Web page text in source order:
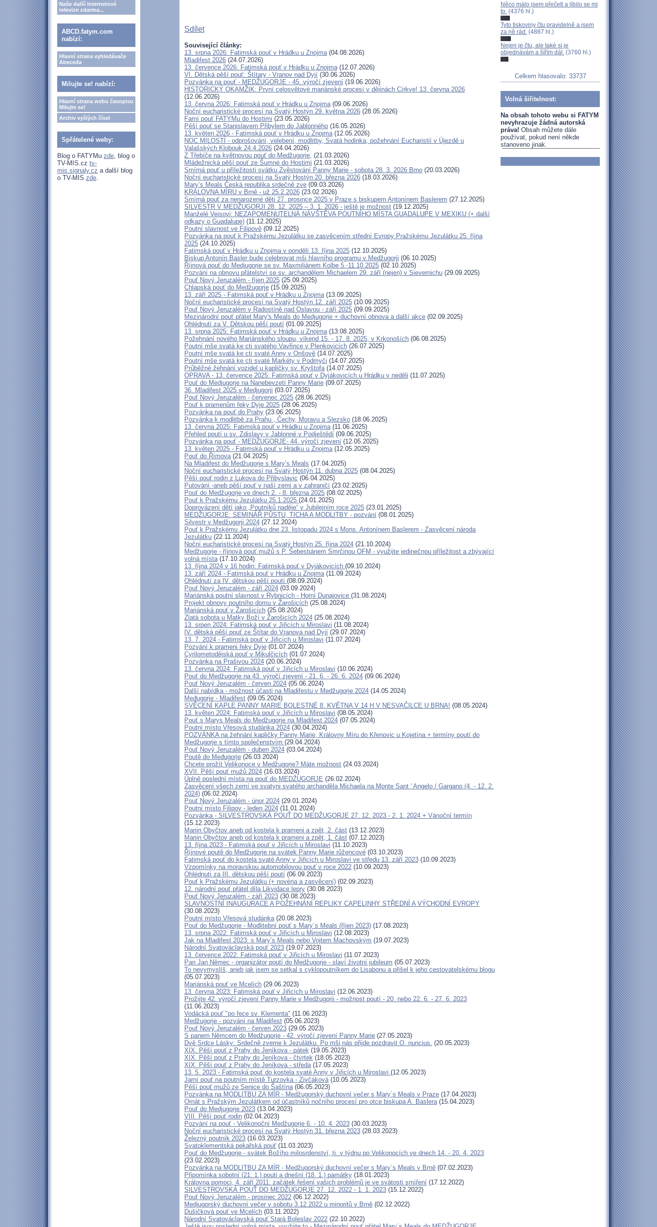
Naše další internetové
televize zdarma...
ABCD.fatym.com
nabízí:
Hlavní strana vyhledávače
Abeceda
Milujte se! nabízí:
Hlavní strana webu časopisu
Milujte se!
Archiv vyšlých čísel
Spřátelené weby:
Blog o FATYMu zde, blog o
TV-MIS.cz tv-
mis.signaly.cz a další blog
o TV-MIS zde.
Sdílet
Související články:
13. srpna 2026: Fatimská pouť v Hrádku u Znojma(04.08.2026)
Mladifest 2026 (24.07.2026)
13. července 2026: Fatimská pouť v Hrádku u Znojma(12.07.2026)
VI. Dětská pěší pouť: Štítary - Vranov nad Dyjí (30.06.2026)
Pozvánka na pouť - MEDŽUGORJE - 45. výročí zjevení (19.06.2026)
HISTORICKÝ OKAMŽIK: První celosvětové mariánské procesí v dějinách Církve! 13. června 2026
(12.06.2026)
13. června 2026: Fatimská pouť v Hrádku u Znojma(09.06.2026)
Noční eucharistické procesí na Svatý Hostýn 29. května 2026 (28.05.2026)
Farní pouť FATYMu do Hostimi (23.05.2026)
Pěší pouť se Stanislavem Přibylem do Jablonného (16.05.2026)
13. květen 2026 - Fatimská pouť v Hrádku u Znojma(12.05.2026)
NOC MILOSTÍ - odprošování, velebení, modlitby, Svatá hodinka, požehnání Eucharistií v Újezdě u
Valašských Klobouk 24.4.2026 (24.04.2026)
Z Třebíče na květnovou pouť do Medžugorje, (21.03.2026)
Mládežnická pěší pouť ze Šumné do Hostimi (21.03.2026)
Smírná pouť u příležitosti svátku Zvěstování Panny Marie - sobota 28. 3. 2026 Brno (20.03.2026)
Noční eucharistické procesí na Svatý Hostýn 20. března 2026 (18.03.2026)
Mary’s Meals Česká republika srdečně zve (09.03.2026)
KRÁLOVNA MÍRU v Brně - už 25.2.2026 (23.02.2026)
Smírná pouť za nenarozené děti 27. prosince 2025 v Praze s biskupem Antonínem Baslerem (27.12.2025)
SILVESTR V MEDŽUGORJI 28. 12. 2025 – 3. 1. 2026 - ještě je možnost (19.12.2025)
Manželé Veisovi: NEZAPOMENUTELNÁ NÁVŠTĚVA POUTNÍHO MÍSTA GUADALUPE V MEXIKU (+ další
odkazy o Guadalupe) (11.12.2025)
Poutní slavnost ve Filipově (09.12.2025)
Pozvánka na pouť k Pražskému Jezulátku se zasvěcením střední Evropy Pražskému Jezulátku 25. října
2025 (24.10.2025)
Fatimská pouť v Hrádku u Znojma v pondělí 13. října 2025 (12.10.2025)
Biskup Antonín Basler bude celebrovat mši hlavního programu v Medžugorji (06.10.2025)
Říjnová pouť do Medjugorje se sv. Maxmiliánem Kolbe 5.-11.10.2025 (02.10.2025)
Pozvání na obnovu přátelství se sv. archandělem Michaelem 29. září (nejen) v Sievernichu (29.09.2025)
Pouť Nový Jeruzalém - říjen 2025 (25.09.2025)
Chlapská pouť do Medžugorje (15.09.2025)
13. září 2025 - Fatimská pouť v Hrádku u Znojma(13.09.2025)
Noční eucharistické procesí na Svatý Hostýn 12. září 2025 (10.09.2025)
Pouť Nový Jeruzalém v Radostíně nad Oslavou - září 2025 (09.09.2025)
Mezinárodní pouť přátel Mary's Meals do Medjugorje + duchovní obnova a další akce (02.09.2025)
Ohlédnutí za V. Dětskou pěší poutí (01.09.2025)
13. srpna 2025: Fatimská pouť v Hrádku u Znojma(13.08.2025)
Požehnání nového Mariánského sloupu, víkend 15. - 17. 8. 2025, v Krkonoších (06.08.2025)
Poutní mše svatá ke cti svatého Vavřince v Plenkovicích (26.07.2025)
Poutní mše svatá ke cti svaté Anny v Onšově (14.07.2025)
Poutní mše svatá ke cti svaté Markéty v Podmyči (14.07.2025)
Průběžné žehnání vozidel u kapličky sv. Kryštofa(14.07.2025)
OPRAVA - 13. července 2025: Fatimská pouť v Dyjákovicích u Hrádku v neděli (11.07.2025)
Pouť do Medjugorje na Nanebevzetí Panny Marie (09.07.2025)
36. Mladifest 2025 v Medjugorji (03.07.2025)
Pouť Nový Jeruzalém - červenec 2025 (28.06.2025)
Pouť k pramenům řeky Dyje 2025 (28.06.2025)
Pozvánka na pouť do Prahy (23.06.2025)
Pozvánka k modlitbě za Prahu , Čechy, Moravu a Slezsko (18.06.2025)
13. června 2025: Fatimská pouť v Hrádku u Znojma(11.06.2025)
Přehled poutí u sv. Zdislavy v Jablonné v Podještědí (09.06.2025)
Pozvánka na pouť - MEDŽUGORJE- 44. výročí zjevení (12.05.2025)
13. květen 2025 - Fatimská pouť v Hrádku u Znojma(12.05.2025)
Pouť do Římova(21.04.2025)
Na Mladifest do Medžugorje s Mary’s Meals (17.04.2025)
Noční eucharistické procesí na Svatý Hostýn 11. dubna 2025 (08.04.2025)
Pěší pouť rodin z Lukova do Přibyslavic (06.04.2025)
Putování -aneb pěší pouť v naší zemi a v zahraničí (23.02.2025)
Pouť do Medžugorje ve dnech 2. - 8. března 2025 (08.02.2025)
Pouť k Pražskému Jezulátku 25.1.2025 (24.01.2025)
Doprovázení dětí jako „Poutníků naděje“ v Jubilejním roce 2025 (23.01.2025)
MEDŽUGORJE: SEMINÁŘ PŮSTU, TICHA A MODLITBY - pozvání (08.01.2025)
Silvestr v Medžugorji 2024 (27.12.2024)
Pouť k Pražskému Jezulátku dne 23. listopadu 2024 s Mons. Antonínem Baslerem - Zasvěcení národa
Jezulátku (22.11.2024)
Noční eucharistické procesí na Svatý Hostýn 25. října 2024 (21.10.2024)
Medžugorje - říjnová pouť mužů s P. Šebestiánem Smrčinou OFM - využijte jedinečnou příležitost a zbývající
volná místa(17.10.2024)
13. října 2024 v 16 hodin: Fatimská pouť v Dyjákovicích (09.10.2024)
13. září 2024 - Fatimská pouť v Hrádku u Znojma(11.09.2024)
Ohlédnutí za IV. dětskou pěší poutí (08.09.2024)
Pouť Nový Jeruzalém - září 2024 (03.09.2024)
Mariánská poutní slavnost v Rybnicích - Horní Dunajovice (31.08.2024)
Projekt obnovy poutního domu v Žarošicích (25.08.2024)
Mariánská pouť v Žarošicích (25.08.2024)
Zlatá sobota u Matky Boží v Žarošicích 2024 (25.08.2024)
13. srpen 2024: Fatimská pouť v Jiřicích u Miroslavi (11.08.2024)
IV. dětská pěší pouť ze Štítar do Vranova nad Dyjí (29.07.2024)
13. 7. 2024 - Fatimská pouť v Jiřicích u Miroslavi (11.07.2024)
Pozvání k prameni řeky Dyje (01.07.2024)
Cyrilometodějská pouť v Mikulčicích (01.07.2024)
Pozvánka na Prašivou 2024 (20.06.2024)
13. června 2024: Fatimská pouť v Jiřicích u Miroslavi (10.06.2024)
Pouť do Medžugorje na 43. výročí zjevení - 21. 6. - 26. 6. 2024 (09.06.2024)
Pouť Nový Jeruzalém - červen 2024 (05.06.2024)
Další nabídka - možnost účasti na Mladifestu v Medžugorje 2024 (14.05.2024)
Međugorje - Mladifest (09.05.2024)
SVĚCENÍ KAPLE PANNY MARIE BOLESTNÉ 8. KVĚTNA V 14 H V NESVAČILCE U BRNA! (08.05.2024)
13. květen 2024: Fatimská pouť v Jiřicích u Miroslavi (08.05.2024)
Pouť s Marys Meals do Medžugorje na Mladifest 2024 (07.05.2024)
Poutní místo Vřesová studánka 2024 (30.04.2024)
POZVÁNKA na žehnání kapličky Panny Marie, Královny Míru do Křenovic u Kojetína + termíny poutí do
Medžugorje s tímto společenstvím (29.04.2024)
Pouť Nový Jeruzalém - duben 2024 (03.04.2024)
Poutě do Međugorje (26.03.2024)
Chcete prožít Velikonoce v Medžugorje? Máte možnost (24.03.2024)
XVII. Pěší pouť mužů 2024 (16.03.2024)
Úplně poslední místa na pouť do MEDŽUGORJE (26.02.2024)
Zasvěcení všech zemí ve svatyni svatého archanděla Michaela na Monte Sant ' Angelo / Gargano (4. - 12. 2.
2024) (06.02.2024)
Pouť Nový Jeruzalém - únor 2024 (29.01.2024)
Poutní místo Filipov - leden 2024 (11.01.2024)
Pozvánka - SILVESTROVSKÁ POUŤ DO MEDŽUGORJE 27. 12. 2023 - 2. 1. 2024 + Vánoční termín
(15.12.2023)
Mariin Obyčtov aneb od kostela k prameni a zpět, 2. část (13.12.2023)
Mariin Obyčtov aneb od kostela k prameni a zpět, 1. část (07.12.2023)
13. října 2023 - Fatimská pouť v Jiřicích u Miroslavi (11.10.2023)
Říjnové poutě do Medžugorje na svátek Panny Marie růžencové (03.10.2023)
Fatimská pouť do kostela svaté Anny v Jiřicích u Miroslavi ve středu 13. září 2023 (10.09.2023)
Vzpomínky na moravskou automobilovou pouť v roce 2022 (10.09.2023)
Ohlédnutí za III. dětskou pěší poutí (06.09.2023)
Pouť k Pražskému Jezulátku (+ novéna a zasvěcení) (02.09.2023)
12. národní pouť přátel díla Likvidace lepry (30.08.2023)
Pouť Nový Jeruzalém - září 2023 (30.08.2023)
SLAVNOSTNÍ INAUGURACE A POŽEHNÁNÍ REPLIKY CAPELINHY STŘEDNÍ A VÝCHODNÍ EVROPY
(30.08.2023)
Poutní místo Vřesová studánka(20.08.2023)
Pouť do Medžugorje - Modlitební pouť s Mary´s Meals (říjen 2023) (17.08.2023)
13. srpna 2022: Fatimská pouť v Jiřicích u Miroslavi (12.08.2023)
Jak na Mladifest 2023: s Mary’s Meals nebo Vojtem Machovským (19.07.2023)
Národní Svatováclavská pouť 2023 (19.07.2023)
13. července 2022: Fatimská pouť v Jiřicích u Miroslavi (11.07.2023)
Pan Jan Němec - organizátor poutí do Medžugorje - slaví životní jubileum (05.07.2023)
To nevymyslíš, aneb jak jsem se setkal s cyklopoutníkem do Lisabonu a přišel k jeho cestovatelskému blogu
(05.07.2023)
Mariánská pouť ve Mcelích (29.06.2023)
13. června 2023: Fatimská pouť v Jiřicích u Miroslavi (12.06.2023)
Prožijte 42. výročí zjevení Panny Marie v Medžugorji - možnost poutí - 20. nebo 22. 6. - 27. 6. 2023
(11.06.2023)
Vodácká pouť "po řece sv. Klementa" (11.06.2023)
Medžugorje - pozvání na Mladifest (05.06.2023)
Pouť Nový Jeruzalém - červen 2023 (29.05.2023)
S panem Němcem do Medžugorje - 42. výročí zjevení Panny Marie (27.05.2023)
Dvě Srdce Lásky: Srdečně zveme k Jezulátku. Po mši nás přijde pozdravit O. nuncius. (20.05.2023)
XIX. Pěší pouť z Prahy do Jeníkova - pátek (19.05.2023)
XIX. Pěší pouť z Prahy do Jeníkova - čtvrtek (18.05.2023)
XIX. Pěší pouť z Prahy do Jeníkova - středa(17.05.2023)
13. 5. 2023 - Fatimská pouť do kostela svaté Anny v Jiřicích u Miroslavi (12.05.2023)
Jarní pouť na poutním místě Turzovka - Zivčáková(10.05.2023)
Pěší pouť mužů ze Senice do Šaštína(06.05.2023)
Pozvánka na MODLITBU ZA MÍR - Medžugorský duchovní večer s Mary´s Meals v Praze (17.04.2023)
Ornát s Pražským Jezulátkem od účastníků nočního procesí pro otce biskupa A. Baslera(15.04.2023)
Pouť do Medjugorje 2023 (13.04.2023)
VIII. Pěší pouť rodin (02.04.2023)
Pozvání na pouť - Velikonoční Medžugorje 6. - 10. 4. 2023 (30.03.2023)
Noční eucharistické procesí na Svatý Hostýn 31. března 2023 (28.03.2023)
Železný poutník 2023 (16.03.2023)
Svatoklementská pekařská pouť (11.03.2023)
Pouť do Medžugorje - svátek Božího milosrdenství, tj. v týdnu po Velikonocích ve dnech 14. - 20. 4. 2023
(23.02.2023)
Pozvánka na MODLITBU ZA MÍR - Medžugorský duchovní večer s Mary´s Meals v Brně (07.02.2023)
Připomínka sobotní (21. 1.) pouti a dnešní (18. 1.) památky (18.01.2023)
Královna pomoci, 4. září 2011: začátek řešení vašich problémů je ve svátosti smíření (17.12.2022)
SILVESTROVSKÁ POUŤ DO MEDŽUGORJE 27. 12. 2022 - 1. 1. 2023 (15.12.2022)
Pouť Nový Jeruzalém - prosinec 2022 (06.12.2022)
Medjugorský duchovní večer v sobotu 3.12.2022 u minoritů v Brně (02.12.2022)
Dušičková pouť ve Mcelích (03.11.2022)
Národní Svatováclavská pouť Stará Boleslav 2022 (22.10.2022)
Něco málo jsem přečetl a líbilo se mi
to. (4376 hl.)
Tyto tiskoviny čtu pravidelně a jsem
za ně rád. (4887 hl.)
Nejen je čtu, ale také si je
objednávám a šířím dál. (3760 hl.)
Celkem hlasovalo: 33737
Volná šiřitelnost:
Na obsah tohoto webu si FATYM
nevyhrazuje žádná autorská
práva! Obsah můžete dále
používat, pokud není někde
stanoveno jinak.